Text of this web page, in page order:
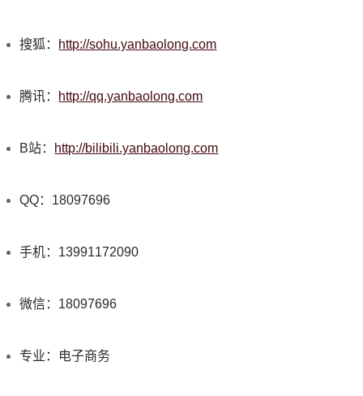
搜狐： http://sohu.yanbaolong.com
腾讯： http://qq.yanbaolong.com
B站： http://bilibili.yanbaolong.com
QQ：18097696
手机：13991172090
微信：18097696
专业：电子商务